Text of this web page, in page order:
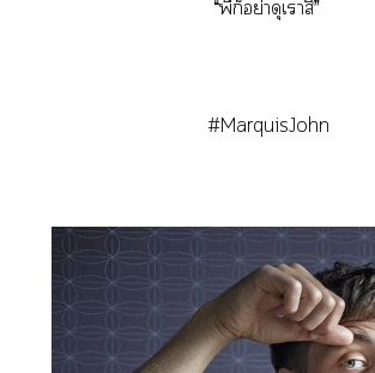
“พี่ก็อย่าดุเาสิ”
#MarquisJohn